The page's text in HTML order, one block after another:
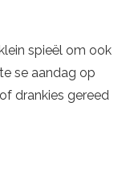
spieël om ook
se aandag op
drankies gereed